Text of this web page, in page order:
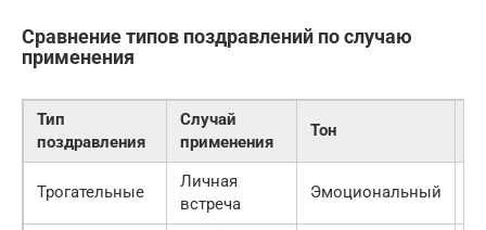
Сравнение типов поздравлений по случаю
применения
Тип
поздравления
Случай
применения
Тон
Трогательные
Личная
встреча
Эмоциональный